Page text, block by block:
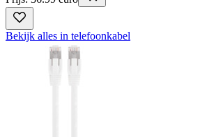
Bekijk alles in telefoonkabel